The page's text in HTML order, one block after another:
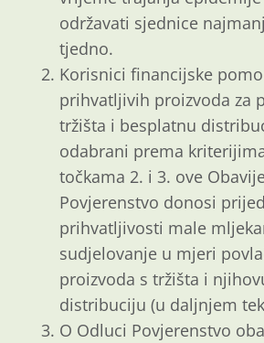
održavati sjednice
tjedno.
Korisnici financijske
prihvatljivih proizvoda za
tržišta i besplatnu
odabrani prema
točkama 2. i 3. ove
Povjerenstvo donosi
prihvatljivosti male
sudjelovanje u mjeri
proizvoda s tržišta i
distribuciju (u daljnjem
O Odluci Povjerenstvo